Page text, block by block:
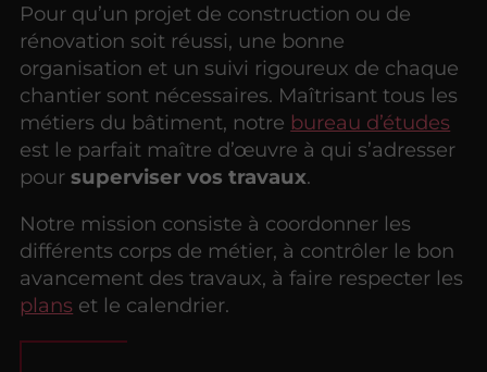
Pour qu’un projet de construction ou de
rénovation soit réussi, une bonne
organisation et un suivi rigoureux de chaque
chantier sont nécessaires. Maîtrisant tous les
métiers du bâtiment, notre bureau d’études
est le parfait maître d’œuvre à qui s’adresser
poursuperviser vos travaux.
Notre mission consiste à coordonner les
différents corps de métier, à contrôler le bon
avancement des travaux, à faire respecter les
plans et le calendrier.